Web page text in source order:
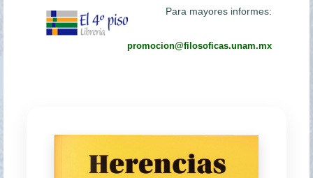
Para mayores informes:
promocion@filosoficas.unam.mx